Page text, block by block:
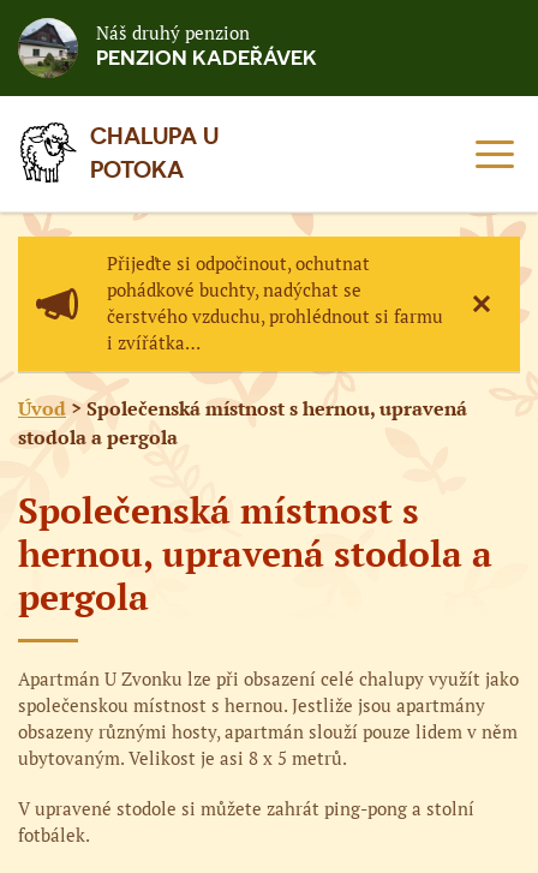
Náš druhý penzion
PENZION KADEŘÁVEK
CHALUPA U
POTOKA
Přijeďte si odpočinout, ochutnat
pohádkové buchty, nadýchat se
čerstvého vzduchu, prohlédnout si farmu
i zvířátka…
Úvod > Společenská místnost s hernou, upravená
stodola a pergola
Společenská místnost s
hernou, upravená stodola a
pergola
Apartmán U Zvonku lze při obsazení celé chalupy využít jako
společenskou místnost s hernou. Jestliže jsou apartmány
obsazeny různými hosty, apartmán slouží pouze lidem v něm
ubytovaným. Velikost je asi 8 x 5 metrů.
V upravené stodole si můžete zahrát ping-pong a stolní
fotbálek.